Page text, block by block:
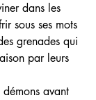
dans les
sous ses mots
grenades qui
par leurs
avant